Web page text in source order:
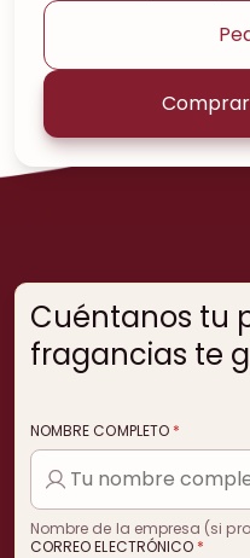
Cuéntanos tu
fragancias te
NOMBRE COMPLETO *
Nombre de la empresa (si
CORREO ELECTRÓNICO *